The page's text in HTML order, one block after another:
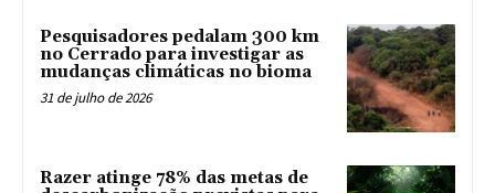
Pesquisadores pedalam 300 km
no Cerrado para investigar as
mudanças climáticas no bioma
31 de julho de 2026
Razer atinge 78% das metas de